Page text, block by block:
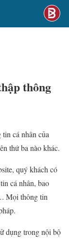
thông
cá nhân của
thứ ba nào khác.
quý khách có
cá nhân, bao
Mọi thông tin
dụng trong nội bộ